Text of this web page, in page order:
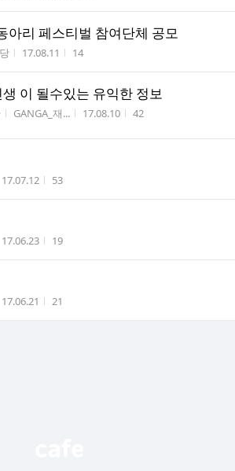
아리 페스티벌 참여단체 공모
작성시간
17.08.11 조회수
14
이 될수있는 유익한 정보
작성자
GANGA_재... 작성시간
17.08.10 조회수
42
작성시간
17.07.12 조회수
53
작성시간
17.06.23 조회수
19
작성시간
17.06.21 조회수
21